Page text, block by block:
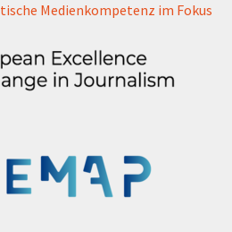
Medienkompetenz im Fokus